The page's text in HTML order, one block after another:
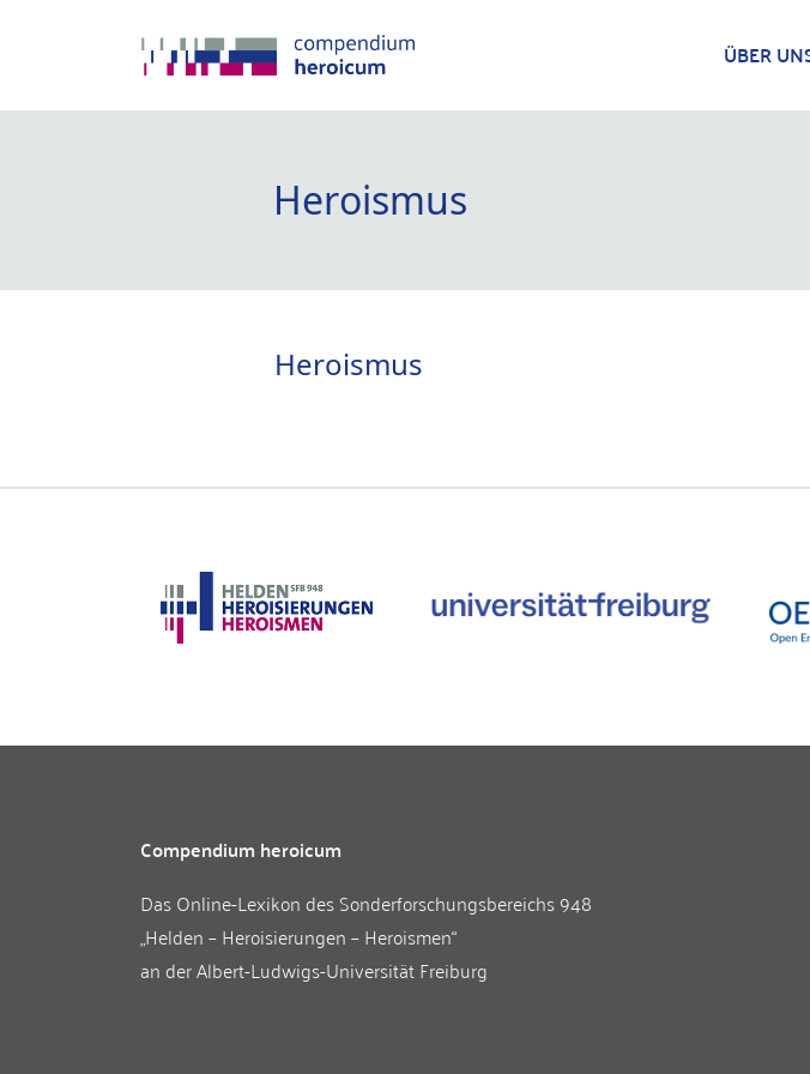
ÜBER
Heroismus
Heroismus
Compendium heroicum
Das Online-Lexikon desSonderforschungsbereichs 948
„Helden – Heroisierungen – Heroismen“
an derAlbert-Ludwigs-Universität Freiburg